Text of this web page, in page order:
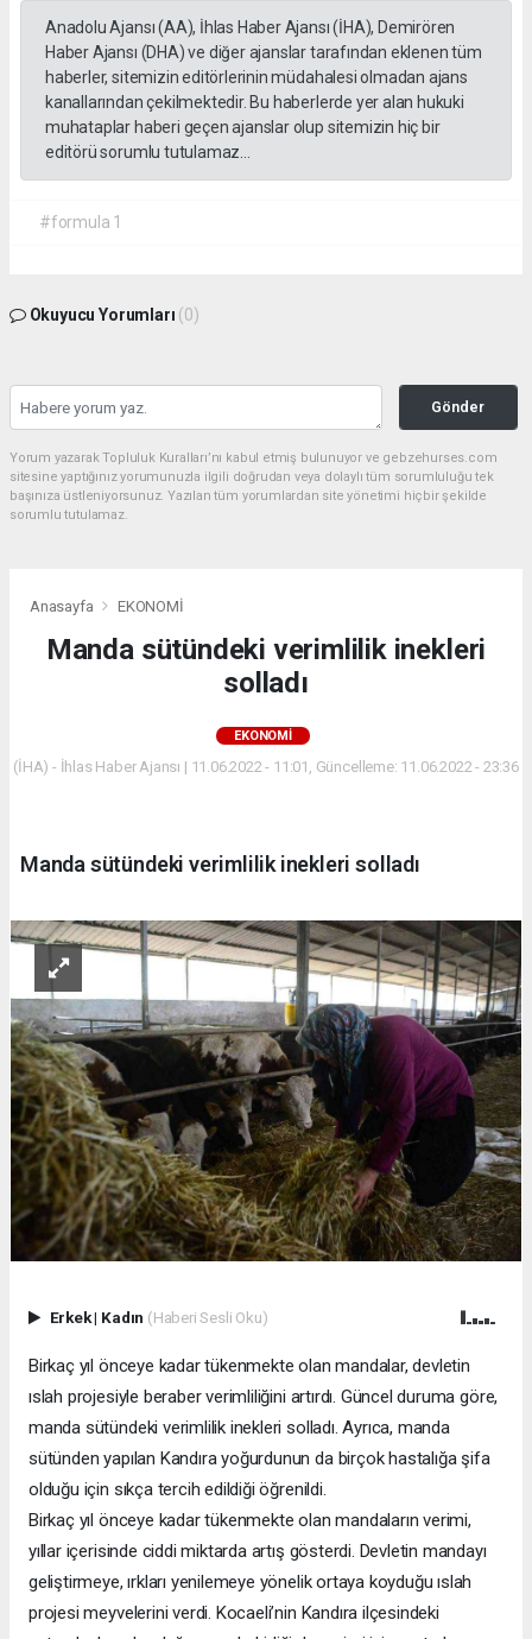
Anadolu Ajansı (AA), İhlas Haber Ajansı (İHA), Demirören
Haber Ajansı (DHA) ve diğer ajanslar tarafından eklenen tüm
haberler, sitemizin editörlerinin müdahalesi olmadan ajans
kanallarından çekilmektedir. Bu haberlerde yer alan hukuki
muhataplar haberi geçen ajanslar olup sitemizin hiç bir
editörü sorumlu tutulamaz...
#formula 1
Okuyucu Yorumları (0)
Gönder
Yorum yazarak Topluluk Kuralları’nı kabul etmiş bulunuyor ve gebzehurses.com
sitesine yaptığınız yorumunuzla ilgili doğrudan veya dolaylı tüm sorumluluğu tek
başınıza üstleniyorsunuz. Yazılan tüm yorumlardan site yönetimi hiçbir şekilde
sorumlu tutulamaz.
Anasayfa EKONOMİ
Manda sütündeki verimlilik inekleri
solladı
EKONOMİ
(İHA) - İhlas Haber Ajansı | 11.06.2022 - 11:01, Güncelleme: 11.06.2022 - 23:36
Manda sütündeki verimlilik inekleri solladı
Erkek| Kadın (Haberi Sesli Oku)
Birkaç yıl önceye kadar tükenmekte olan mandalar, devletin
ıslah projesiyle beraber verimliliğini artırdı. Güncel duruma göre,
manda sütündeki verimlilik inekleri solladı. Ayrıca, manda
sütünden yapılan Kandıra yoğurdunun da birçok hastalığa şifa
olduğu için sıkça tercih edildiği öğrenildi.
Birkaç yıl önceye kadar tükenmekte olan mandaların verimi,
yıllar içerisinde ciddi miktarda artış gösterdi. Devletin mandayı
geliştirmeye, ırkları yenilemeye yönelik ortaya koyduğu ıslah
projesi meyvelerini verdi. Kocaeli’nin Kandıra ilçesindeki